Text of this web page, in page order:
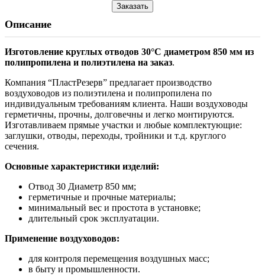
Заказать
Описание
Изготовление круглых отводов 30°С диаметром 850 мм из
полипропилена и полиэтилена на заказ.
Компания “ПластРезерв” предлагает производство
воздуховодов из полиэтилена и полипропилена по
индивидуальным требованиям клиента. Наши воздуховоды
герметичны, прочны, долговечны и легко монтируются.
Изготавливаем прямые участки и любые комплектующие:
заглушки, отводы, переходы, тройники и т.д. круглого
сечения.
Основные характеристики изделий:
Отвод 30 Диаметр 850 мм;
герметичные и прочные материалы;
минимальный вес и простота в установке;
длительный срок эксплуатации.
Применение воздуховодов:
для контроля перемещения воздушных масс;
в быту и промышленности.